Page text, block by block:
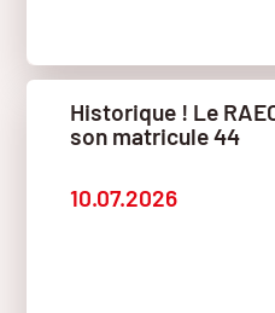
Historique ! Le
son matricule 44
10.07.2026